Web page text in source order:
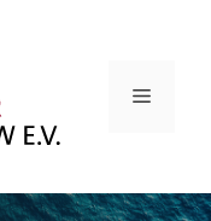
MENÜ